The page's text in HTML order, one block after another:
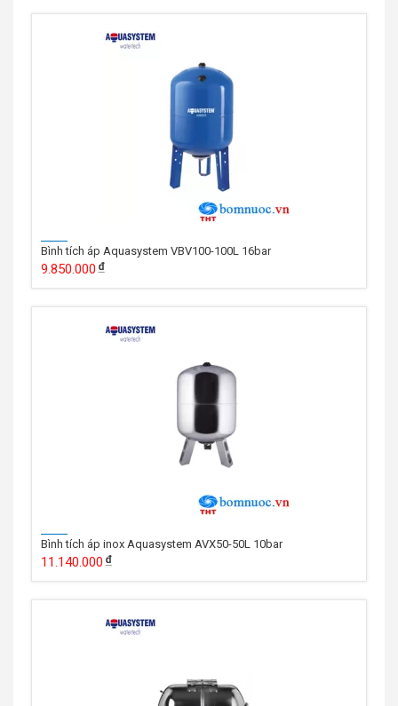
Bình tích áp Aquasystem VBV100-100L 16bar
9.850.000
Bình tích áp inox Aquasystem AVX50-50L 10bar
11.140.000